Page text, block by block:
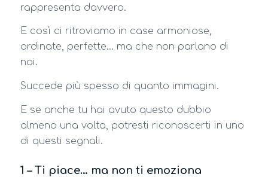
rappresenta davvero.
E così ci ritroviamo in case armoniose,
ordinate, perfette… ma che non parlano di
noi.
Succede più spesso di quanto immagini.
E se anche tu hai avuto questo dubbio
almeno una volta, potresti riconoscerti in uno
di questi segnali.
1 – Ti piace… ma non ti emoziona